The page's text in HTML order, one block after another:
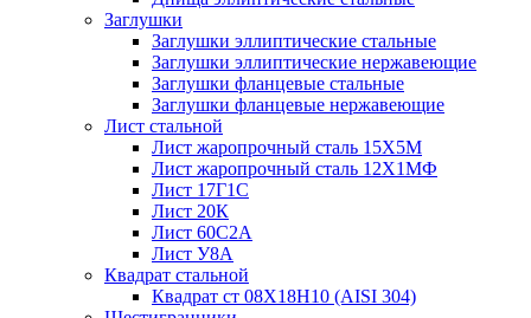
Заглушки
Заглушки эллиптические стальные
Заглушки эллиптические нержавеющие
Заглушки фланцевые стальные
Заглушки фланцевые нержавеющие
Лист стальной
Лист жаропрочный сталь 15Х5М
Лист жаропрочный сталь 12Х1МФ
Лист 17Г1С
Лист 20К
Лист 60С2А
Лист У8А
Квадрат стальной
Квадрат ст 08Х18Н10 (AISI 304)